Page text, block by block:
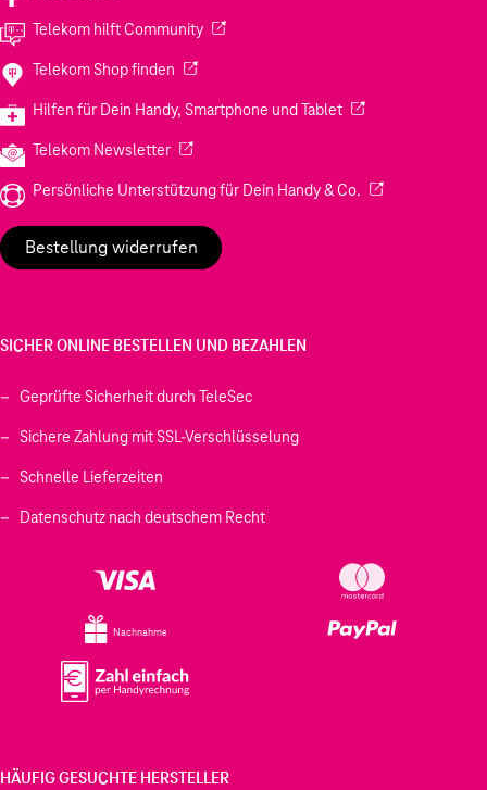
Telekom hilft Community(Wird in einem neuen Tab geöffnet)
Telekom Shop finden (Wird in einem neuen Tab geöffnet)
Hilfen für Dein Handy, Smartphone und Tablet(Wird in einem
Telekom Newsletter(Wird in einem neuen Tab geöffnet)
Persönliche Unterstützung für Dein Handy & Co. (Wird in einem
Bestellung widerrufen
SICHER ONLINE BESTELLEN UND BEZAHLEN
Geprüfte Sicherheit durch TeleSec
Sichere Zahlung mit SSL-Verschlüsselung
Schnelle Lieferzeiten
Datenschutz nach deutschem Recht
Nachnahme
HÄUFIG GESUCHTE HERSTELLER